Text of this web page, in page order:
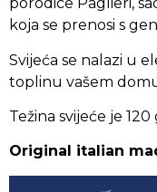
koja se prenosi s
Svijeća se nalazi u
toplinu vašem
Težina svijeće je
Original italian